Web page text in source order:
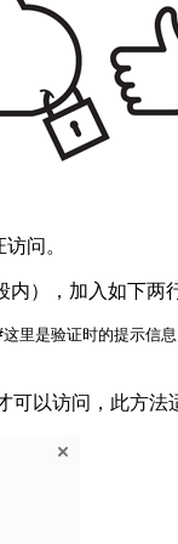
问。
内），加入如下两
里是验证时的提示信息
以访问，此方